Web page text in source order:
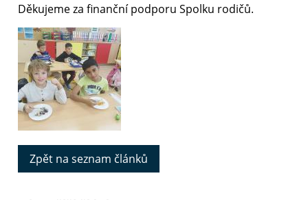
Děkujeme za finanční podporu Spolku rodičů.
Zpět na seznam článků